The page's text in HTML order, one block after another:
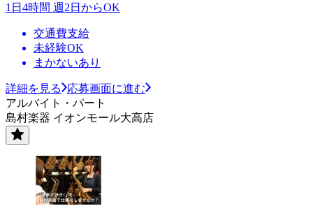
1日4時間 週2日からOK
交通費支給
未経験OK
まかないあり
詳細を見る
応募画面に進む
アルバイト・パート
島村楽器 イオンモール大高店